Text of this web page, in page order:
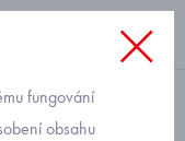
fungování
obsahu